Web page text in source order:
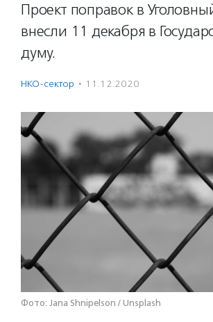
Проект поправок в
внесли 11 декабря в
думу.
НКО-сектор · 11.12.2020
Фото: Jana Shnipelson / Unsplash